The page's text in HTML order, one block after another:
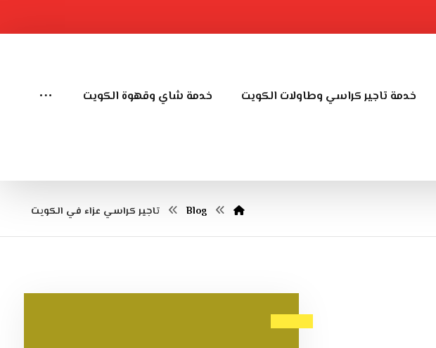
خدمة تاجير كراسي وطاولات الكويت خدمة شاي وقهوة الكويت
Blog تاجير كراسي عزاء في الكويت